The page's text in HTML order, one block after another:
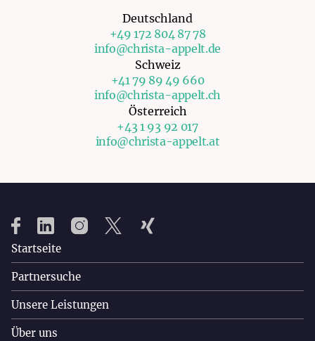
Deutschland
+49 172 804 87 78
info@christa-appelt.de
Schweiz
+41 79 89 49 660
info@christa-appelt.ch
Österreich
+43 1 93 92 017
info@christa-appelt.at
Startseite
Partnersuche
Unsere Leistungen
Über uns